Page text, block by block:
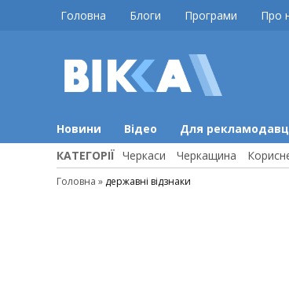
Головна Блоги Програми Про
Новини Відео Для
КАТЕГОРІЇ Черкаси Черкащина
Головна » державні відзнаки